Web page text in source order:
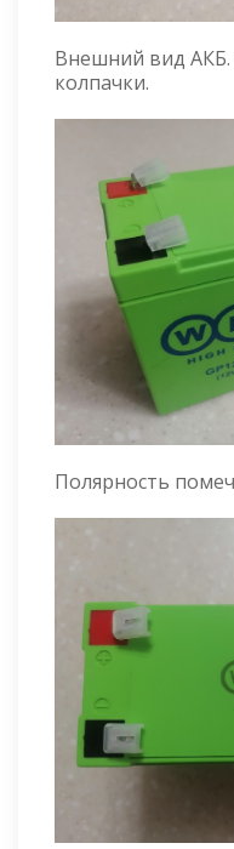
Внешний вид
колпачки.
Полярность